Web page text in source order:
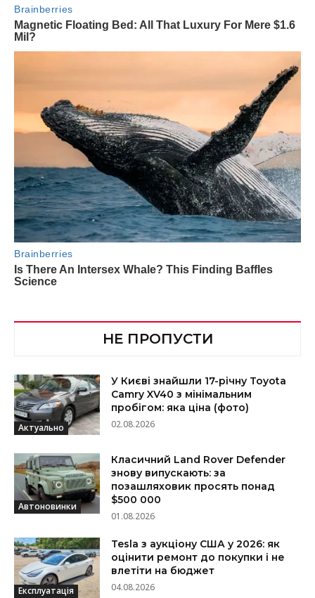
НЕ ПРОПУСТИ
Актуально
У Києві знайшли 17-річну Toyota
Camry XV40 з мінімальним
пробігом: яка ціна (фото)
02.08.2026
Автоновинки
Класичний Land Rover Defender
знову випускають: за
позашляховик просять понад
$500 000
01.08.2026
Експлуатація
Tesla з аукціону США у 2026: як
оцінити ремонт до покупки і не
влетіти на бюджет
04.08.2026